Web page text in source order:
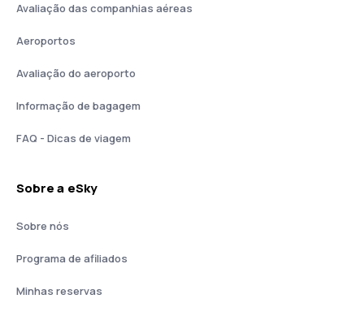
Avaliação das companhias aéreas
Aeroportos
Avaliação do aeroporto
Informação de bagagem
FAQ - Dicas de viagem
Sobre a eSky
Sobre nós
Programa de afiliados
Minhas reservas